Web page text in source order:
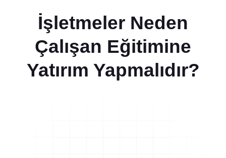
5S Denetim Yönetimi
Önce-Sonra Kaizen
Aksiyon Yönetimi
Kobetsu Kaizen
İşletmeler Neden
Çalışan Eğitimine
Yatırım Yapmalıdır?